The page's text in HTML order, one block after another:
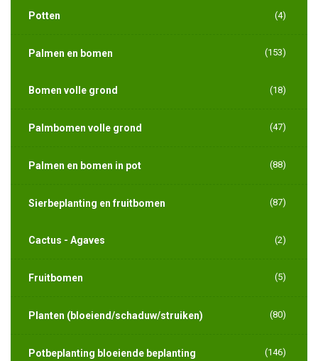
Potten (4)
Palmen en bomen (153)
Bomen volle grond (18)
Palmbomen volle grond (47)
Palmen en bomen in pot (88)
Sierbeplanting en fruitbomen (87)
Cactus - Agaves (2)
Fruitbomen (5)
Planten (bloeiend/schaduw/struiken) (80)
Potbeplanting bloeiende beplanting (146)